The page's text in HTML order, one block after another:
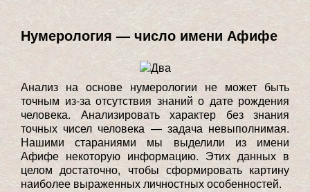
Нумерология — число имени Афифе
Анализ на основе нумерологии не может быть
точным из-за отсутствия знаний о дате рождения
человека. Анализировать характер без знания
точных чисел человека — задача невыполнимая.
Нашими стараниями мы выделили из имени
Афифе некоторую информацию. Этих данных в
целом достаточно, чтобы сформировать картину
наиболее выраженных личностных особенностей.